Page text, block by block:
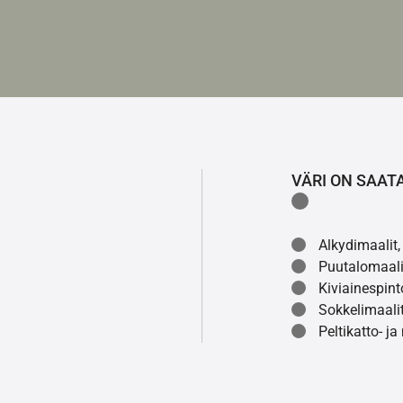
VÄRI ON
Peltikatto-